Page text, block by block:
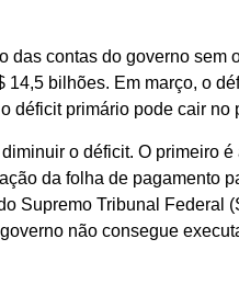
das contas do governo sem
bilhões. Em março, o
déficit primário pode cair
o déficit. O primeiro
da folha de pagamento
Supremo Tribunal Federal
não consegue